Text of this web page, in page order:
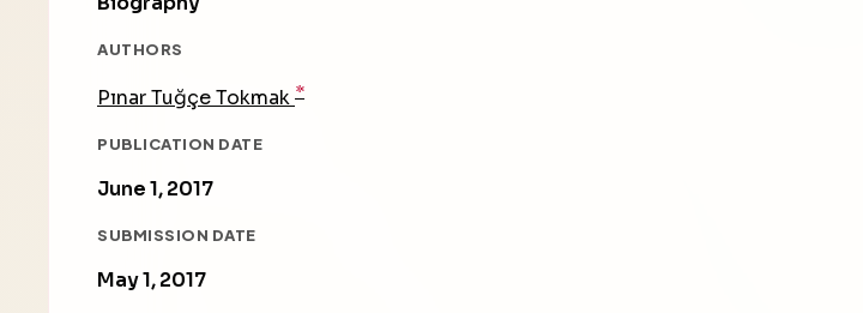
AUTHORS
Pınar Tuğçe Tokmak *
PUBLICATION DATE
June 1, 2017
SUBMISSION DATE
May 1, 2017